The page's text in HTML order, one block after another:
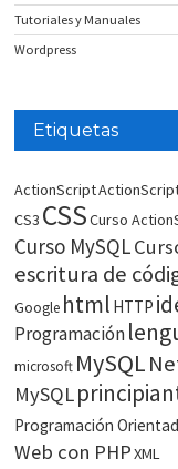
Tutoriales y Manuales
Wordpress
Etiquetas
ActionScript
CS3 CSSCurso
Curso MySQL
escritura de
Google html HTTP
Programación
microsoft MySQL
MySQL
Programación
Web con PHPXML